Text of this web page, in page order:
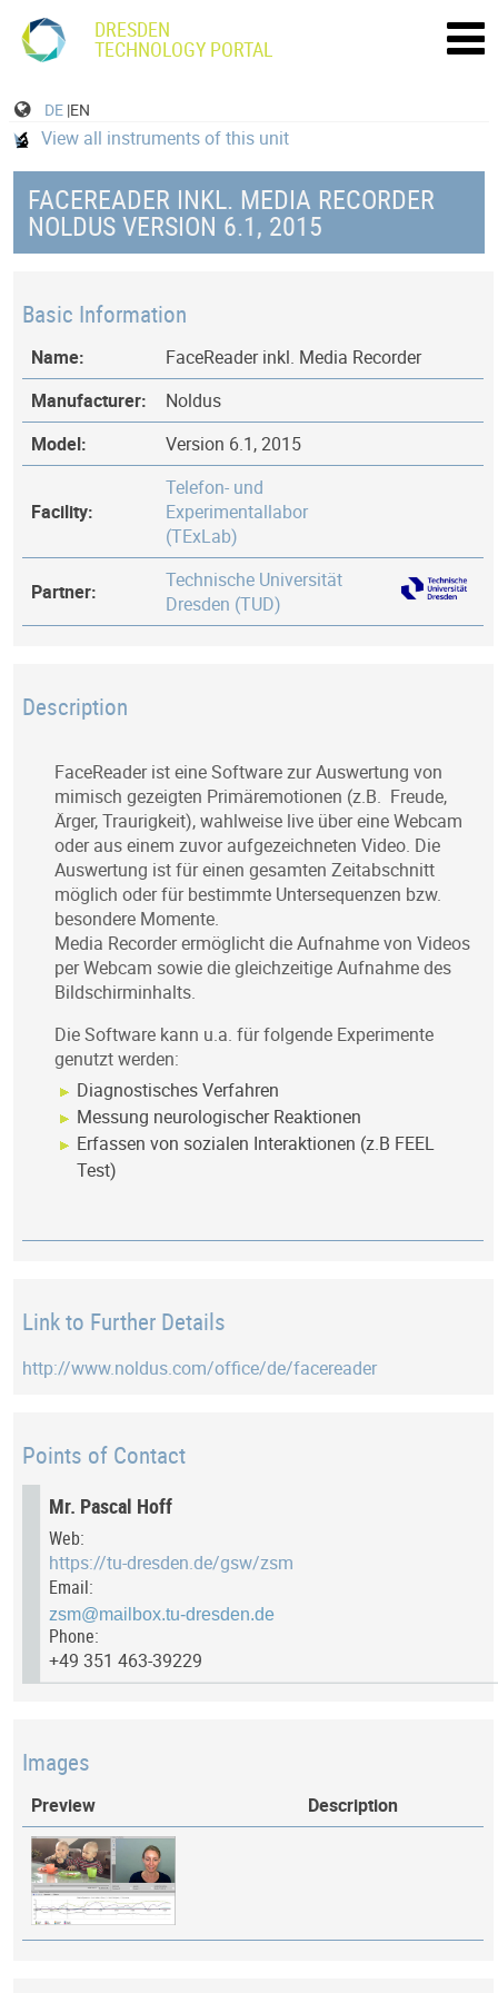
DRESDEN
TECHNOLOGY PORTAL
DE |EN
View all instruments of this unit
FACEREADER INKL. MEDIA RECORDER
NOLDUS VERSION 6.1, 2015
Basic Information
Name:
FaceReader inkl. Media Recorder
Manufacturer:
Noldus
Model:
Version 6.1, 2015
Facility:
Telefon- und
Experimentalla­bor
(TExLab)
Partner:
Technische Universität
Dresden (TUD)
Description
FaceReader ist eine Software zur Auswertung von
mimisch gezeigten Primäremotionen (z.B. Freude,
Ärger, Traurigkeit), wahlweise live über eine Webcam
oder aus einem zuvor aufgezeichneten Video. Die
Auswertung ist für einen gesamten Zeitabschnitt
möglich oder für bestimmte Untersequenzen bzw.
besondere Momente.
Media Recorder ermöglicht die Aufnahme von Videos
per Webcam sowie die gleichzeitige Aufnahme des
Bildschirminhalts.
Die Software kann u.a. für folgende Experimente
genutzt werden:
Diagnostisches Verfahren
Messung neurologischer Reaktionen
Erfassen von sozialen Interaktionen (z.B FEEL
Test)
Link to Further Details
http://www.noldus.com/office/de/facereader
Points of Contact
Mr. Pascal Hoff
Web:
https://tu-dresden.de/gsw/zsm
Email:
Phone:
+49 351 463-39229
Images
Preview Description